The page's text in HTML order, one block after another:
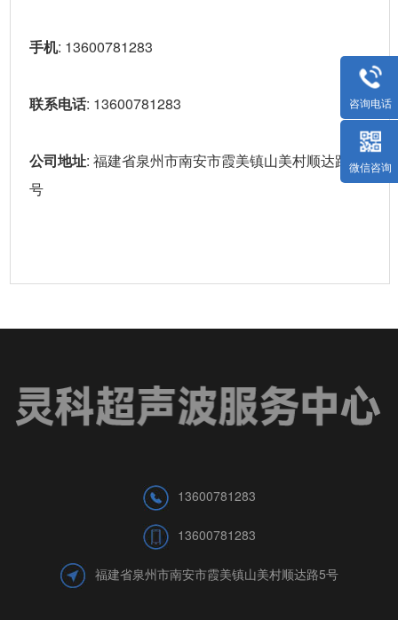
手机: 13600781283
联系电话: 13600781283
公司地址: 福建省泉州市南安市霞美镇山美村顺达路5
号
13600781283
13600781283
福建省泉州市南安市霞美镇山美村顺达路5号
咨询电话
微信咨询